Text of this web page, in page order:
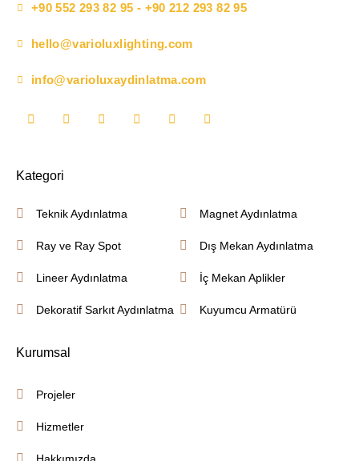
+90 552 293 82 95 - +90 212 293 82 95
hello@varioluxlighting.com
info@varioluxaydinlatma.com
Kategori
Teknik Aydınlatma
Ray ve Ray Spot
Lineer Aydınlatma
Dekoratif Sarkıt Aydınlatma
Magnet Aydınlatma
Dış Mekan Aydınlatma
İç Mekan Aplikler
Kuyumcu Armatürü
Kurumsal
Projeler
Hizmetler